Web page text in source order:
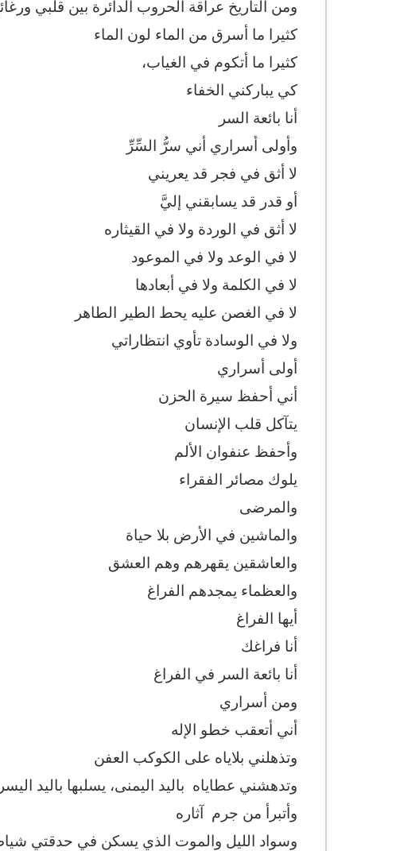
ومن التاريخ عراقة الحروب الدائرة بين قلبي
كثيرا ما أسرق من الماء لون الماء
كثيرا ما أتكوم في الغياب،
كي يباركني الخفاء
أنا بائعة السر
وأولى أسراري أني سرُّ السِّرِّ
لا أثق في فجر قد يعريني
أو قدر قد يسابقني إليَّ
لا أثق في الوردة ولا في القيثاره
لا في الوعد ولا في الموعود
لا في الكلمة ولا في أبعادها
لا في الغصن عليه يحط الطير الطاهر
ولا في الوسادة تأوي انتظاراتي
أولى أسراري
أني أحفظ سيرة الحزن
يتآكل قلب الإنسان
وأحفظ عنفوان الألم
يلوك مصائر الفقراء
والمرضى
والماشين في الأرض بلا حياة
والعاشقين يقهرهم وهم العشق
والعظماء يمجدهم الفراغ
أيها الفراغ
أنا فراغك
أنا بائعة السر في الفراغ
ومن أسراري
أني أتعقب خطو الإله
وتذهلني بلاياه على الكوكب العفن
وتدهشني عطاياه باليد اليمنى، يسلبها باليد
وأتبرأ من جرم آثاره
وسواد الليل والموت الذي يسكن في حدقتي